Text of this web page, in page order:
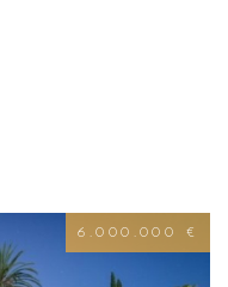
6.000.000 €